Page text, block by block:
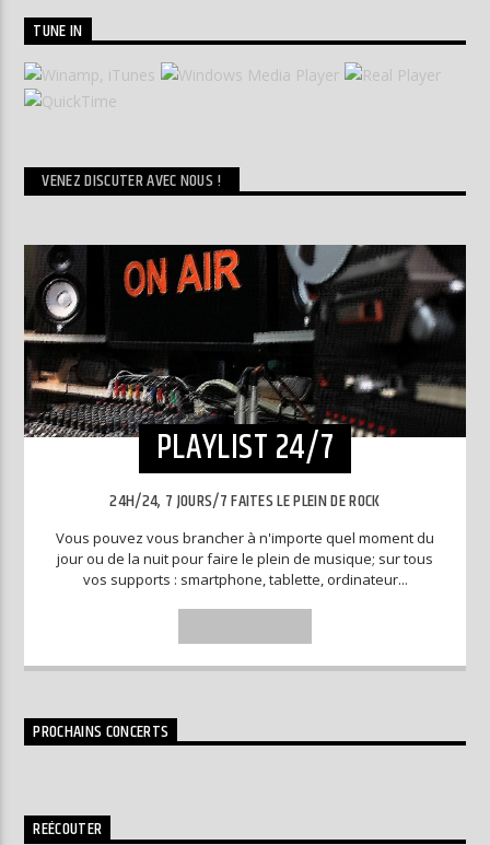
TUNE IN
VENEZ DISCUTER AVEC NOUS !
PLAYLIST 24/7
24H/24, 7 JOURS/7 FAITES LE PLEIN DE ROCK
Vous pouvez vous brancher à n'importe quel moment du
jour ou de la nuit pour faire le plein de musique; sur tous
vos supports : smartphone, tablette, ordinateur...
PROCHAINS CONCERTS
REÉCOUTER